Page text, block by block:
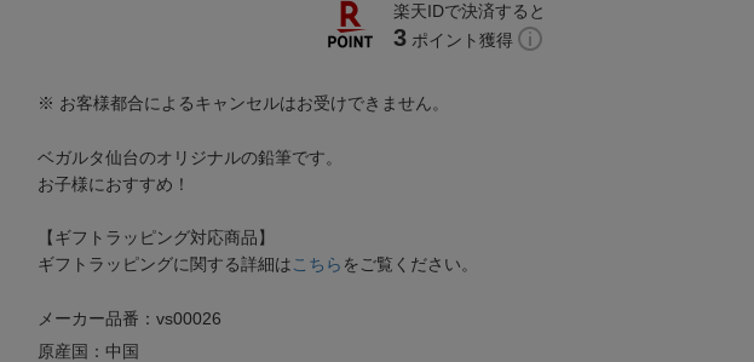
楽天IDで決済すると
3 ポイント獲得
※ お客様都合によるキャンセルはお受けできません。
ベガルタ仙台のオリジナルの鉛筆です。
お子様におすすめ！
【ギフトラッピング対応商品】
ギフトラッピングに関する詳細は こちら をご覧ください。
メーカー品番：vs00026
原産国：中国